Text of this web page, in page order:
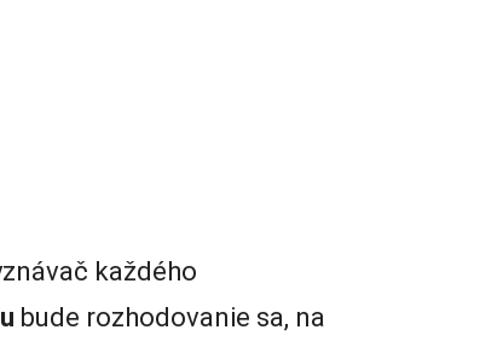
každého
bude rozhodovanie sa, na